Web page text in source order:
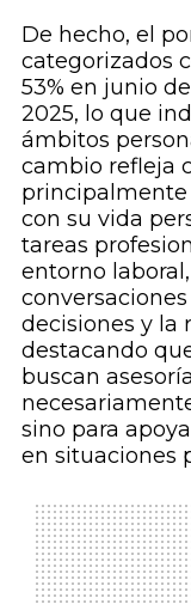
De hecho, el
categorizados
53% en junio
2025, lo que
ámbitos
cambio refleja
principalmente
con su vida
tareas
entorno laboral,
decisiones y la
destacando
buscan
sino para
en situaciones